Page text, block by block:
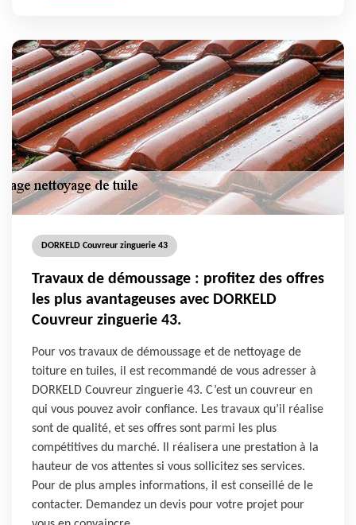
DORKELD Couvreur zinguerie 43
Travaux de démoussage : profitez des offres
les plus avantageuses avec DORKELD
Couvreur zinguerie 43.
Pour vos travaux de démoussage et de nettoyage de
toiture en tuiles, il est recommandé de vous adresser à
DORKELD Couvreur zinguerie 43. C’est un couvreur en
qui vous pouvez avoir confiance. Les travaux qu’il réalise
sont de qualité, et ses offres sont parmi les plus
compétitives du marché. Il réalisera une prestation à la
hauteur de vos attentes si vous sollicitez ses services.
Pour de plus amples informations, il est conseillé de le
contacter. Demandez un devis pour votre projet pour